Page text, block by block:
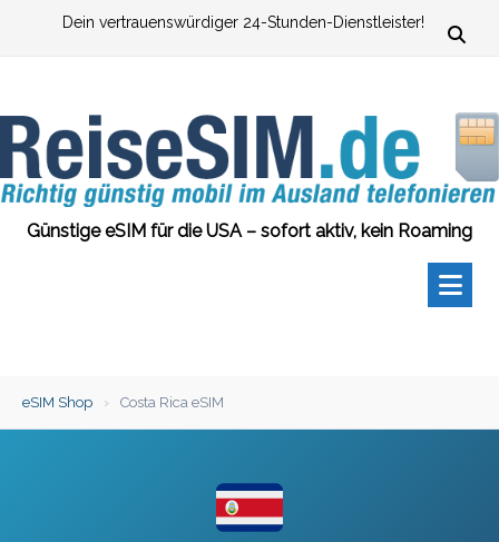
Dein vertrauenswürdiger 24-Stunden-Dienstleister!
Günstige eSIM für die USA – sofort aktiv, kein Roaming
eSIM Shop › Costa Rica eSIM